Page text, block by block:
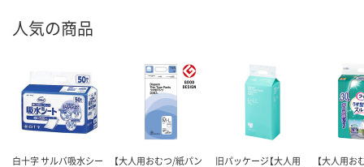
人気の商品
白十字 サルバ吸水シー
【大人用おむつ/紙パン
旧パッケージ【大人用
【大人用お